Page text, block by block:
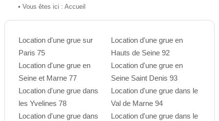
• Vous êtes ici : Accueil
Location d'une grue sur
Paris 75
Location d'une grue en
Seine et Marne 77
Location d'une grue dans
les Yvelines 78
Location d'une grue dans
Location d'une grue en
Hauts de Seine 92
Location d'une grue en
Seine Saint Denis 93
Location d'une grue dans le
Val de Marne 94
Location d'une grue dans le